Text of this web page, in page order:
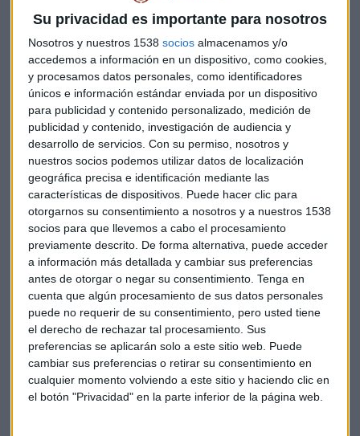
Su privacidad es importante para nosotros
Nosotros y nuestros 1538 socios almacenamos y/o
accedemos a información en un dispositivo, como cookies,
y procesamos datos personales, como identificadores
únicos e información estándar enviada por un dispositivo
para publicidad y contenido personalizado, medición de
publicidad y contenido, investigación de audiencia y
desarrollo de servicios. Con su permiso, nosotros y
nuestros socios podemos utilizar datos de localización
geográfica precisa e identificación mediante las
características de dispositivos. Puede hacer clic para
otorgarnos su consentimiento a nosotros y a nuestros 1538
socios para que llevemos a cabo el procesamiento
previamente descrito. De forma alternativa, puede acceder
a información más detallada y cambiar sus preferencias
antes de otorgar o negar su consentimiento. Tenga en
cuenta que algún procesamiento de sus datos personales
puede no requerir de su consentimiento, pero usted tiene
el derecho de rechazar tal procesamiento. Sus
preferencias se aplicarán solo a este sitio web. Puede
cambiar sus preferencias o retirar su consentimiento en
cualquier momento volviendo a este sitio y haciendo clic en
el botón "Privacidad" en la parte inferior de la página web.
Los Reyes Magos llegan a la bolsa ¿y qué
regalan para 2024?
Poco carbón y mucho oro: cinco analistas nos dejan
sus regalos de Reyes Magos (recomendaciones) en
versión bolsa para este 2024
Capital Radio / 2024-01-05
Protagonistas empresariales
Las caídas de la mañana se las llevan las empresas de
bebidas espirituosas comoPernod Ricard, Remy
Cointreau o Diageoque bajan en la apertura en torno a un
3% después de que China haya iniciado una investigación
anti-dumping sobre las importaciones de brandy de la
Unión Europea.